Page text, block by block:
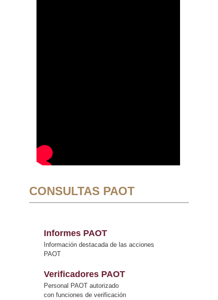
CONSULTAS PAOT
Informes PAOT
Información destacada de las acciones
PAOT
Verificadores PAOT
Personal PAOT autorizado
con funciones de verificación